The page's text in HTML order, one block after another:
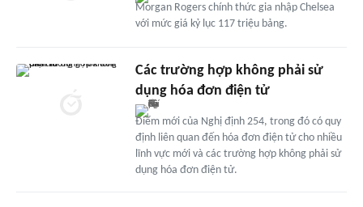
Morgan Rogers chính thức gia nhập Chelsea
với mức giá kỷ lục 117 triệu bảng.
Các trường hợp không phải sử
dụng hóa đơn điện tử
Điểm mới của Nghị định 254, trong đó có quy
định liên quan đến hóa đơn điện tử cho nhiều
lĩnh vực mới và các trường hợp không phải sử
dụng hóa đơn điện tử.